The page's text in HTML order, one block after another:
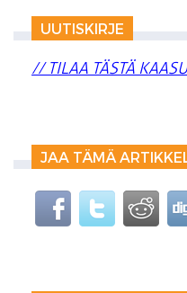
UUTISKIRJE
// TILAA TÄSTÄ
JAA TÄMÄ